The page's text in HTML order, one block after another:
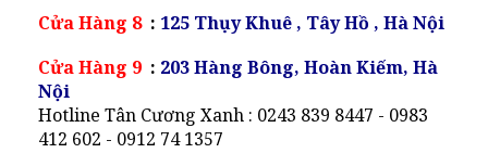
Cửa Hàng 8 : 125 Thụy Khuê , Tây Hồ , Hà Nội
Cửa Hàng 9 : 203 Hàng Bông, Hoàn Kiếm, Hà
Nội
Hotline Tân Cương Xanh : 0243 839 8447 - 0983
412 602 - 0912 74 1357